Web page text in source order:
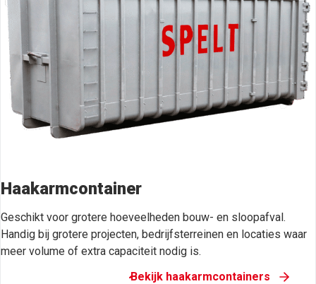
Haakarmcontainer
Geschikt voor grotere hoeveelheden bouw- en sloopafval.
Handig bij grotere projecten, bedrijfsterreinen en locaties waar
meer volume of extra capaciteit nodig is.
Bekijk haakarmcontainers